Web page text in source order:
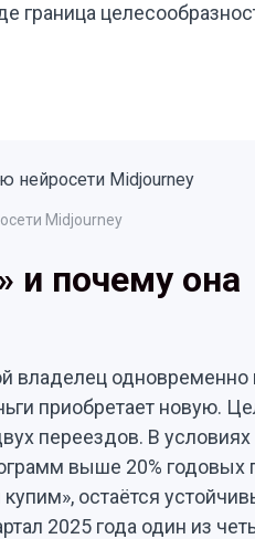
граница
Midjourney
и почему она
владелец одновременно
приобретает новую.
переездов. В
выше 20% годовых
остаётся
2025 года один из